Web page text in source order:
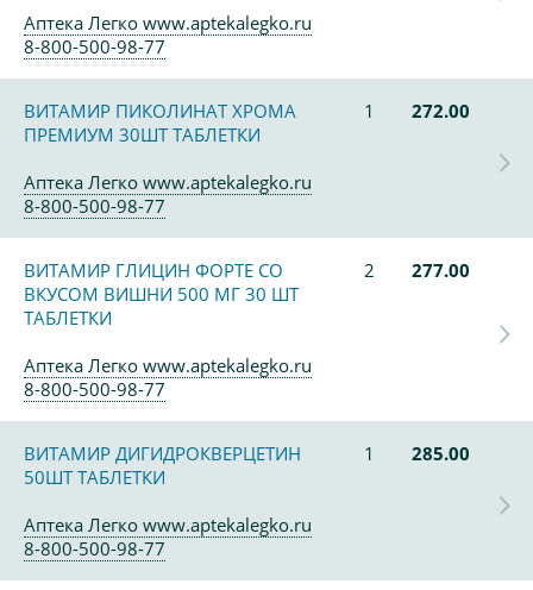
Аптека Легко www.aptekalegko.ru
8-800-500-98-77
ВИТАМИР ПИКОЛИНАТ ХРОМА
ПРЕМИУМ 30ШТ ТАБЛЕТКИ
1 272.00
Аптека Легко www.aptekalegko.ru
8-800-500-98-77
ВИТАМИР ГЛИЦИН ФОРТЕ СО
ВКУСОМ ВИШНИ 500 МГ 30 ШТ
ТАБЛЕТКИ
2 277.00
Аптека Легко www.aptekalegko.ru
8-800-500-98-77
ВИТАМИР ДИГИДРОКВЕРЦЕТИН
50ШТ ТАБЛЕТКИ
1 285.00
Аптека Легко www.aptekalegko.ru
8-800-500-98-77